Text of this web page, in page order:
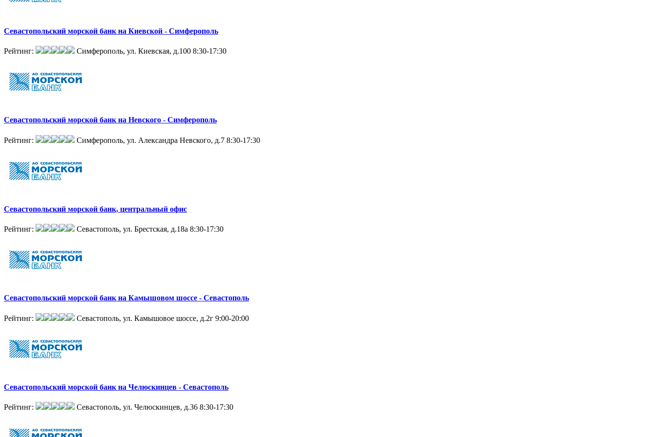
Севастопольский морской банк на Киевской - Симферополь
Рейтинг: Симферополь, ул. Киевская, д.100 8:30-17:30
Севастопольский морской банк на Невского - Симферополь
Рейтинг: Симферополь, ул. Александра Невского, д.7 8:30-17:30
Севастопольский морской банк, центральный офис
Рейтинг: Севастополь, ул. Брестская, д.18а 8:30-17:30
Севастопольский морской банк на Камышовом шоссе - Севастополь
Рейтинг: Севастополь, ул. Камышовое шоссе, д.2г 9:00-20:00
Севастопольский морской банк на Челюскинцев - Севастополь
Рейтинг: Севастополь, ул. Челюскинцев, д.36 8:30-17:30